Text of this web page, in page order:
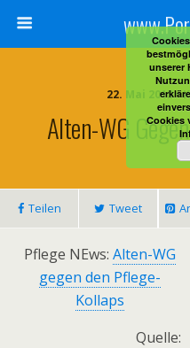
22. Mai 2013
Alten-WG
Teilen Tweet
Pflege NEws: Alten-WG
gegen den Pflege-
Kollaps
Quelle:
unserer
Cookies